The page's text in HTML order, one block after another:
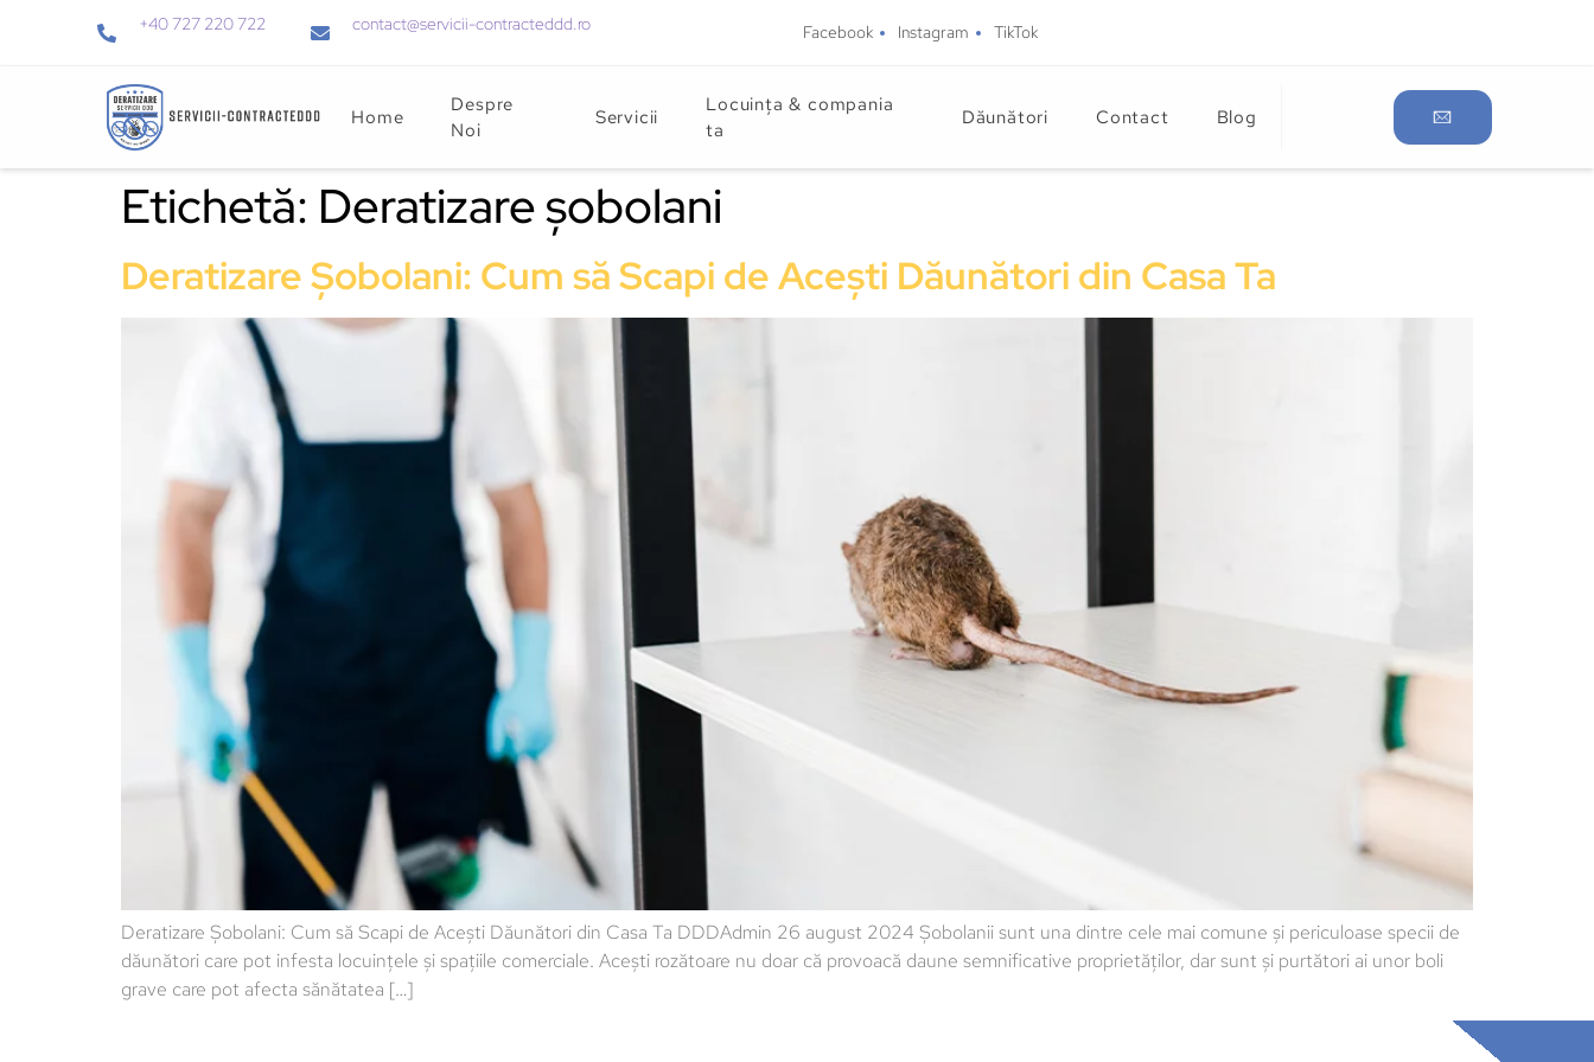
+40 727 220 722 contact@servicii-contracteddd.ro Facebook Instagram TikTok
Home
Despre
Noi
Servicii
Locuința & compania
ta
Dăunători Contact Blog
Etichetă: Deratizare șobolani
Deratizare Șobolani: Cum să Scapi de Acești Dăunători din Casa Ta
Deratizare Șobolani: Cum să Scapi de Acești Dăunători din Casa Ta DDDAdmin 26 august 2024 Șobolanii sunt una dintre cele mai comune și periculoase specii de
dăunători care pot infesta locuințele și spațiile comerciale. Acești rozătoare nu doar că provoacă daune semnificative proprietăților, dar sunt și purtători ai unor boli
grave care pot afecta sănătatea […]